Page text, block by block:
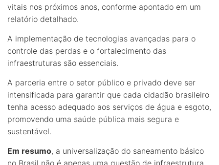
vitais nos próximos anos, conforme apontado em um
relatório detalhado.
A implementação de tecnologias avançadas para o
controle das perdas e o fortalecimento das
infraestruturas são essenciais.
A parceria entre o setor público e privado deve ser
intensificada para garantir que cada cidadão brasileiro
tenha acesso adequado aos serviços de água e esgoto,
promovendo uma saúde pública mais segura e
sustentável.
Em resumo, a universalização do saneamento básico
no Brasil não é apenas uma questão de infraestrutura,